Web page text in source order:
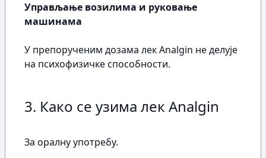
Управљање возилима и руковање
машинама
У препорученим дозама лек Analgin не делује
на психофизичке способности.
3. Како се узима лек Analgin
За оралну употребу.